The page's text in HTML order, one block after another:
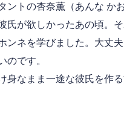
ントの杏奈薫（あんな か
氏が欲しかったあの頃。
ンネを学びました。大丈
のです。
身なまま一途な彼氏を作